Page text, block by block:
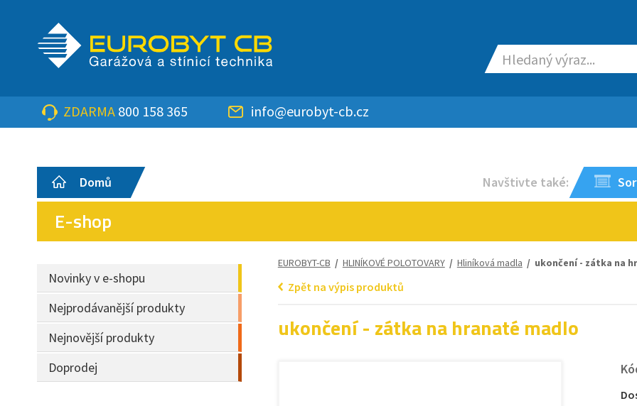
ZDARMA 800 158 365 info@eurobyt-cb.cz
Domů Navštivte také:
E-shop
Novinky v e-shopu
Nejprodávanější produkty
Nejnovější produkty
Doprodej
EUROBYT-CB / HLINÍKOVÉ POLOTOVARY/ Hliníková madla / ukončení - zátka na
Zpět na výpis produktů
ukončení - zátka na hranaté madlo